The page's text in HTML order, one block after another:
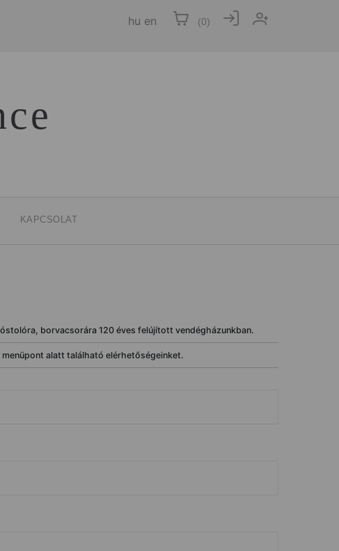
hu en (0)
KAPCSOLAT
borvacsorára 120 éves felújított vendégházunkban.
alatt található elérhetőségeinket.